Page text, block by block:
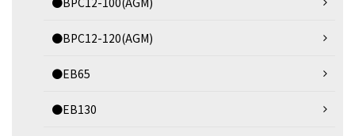
●BPC12-120(AGM)
●EB65
●EB130